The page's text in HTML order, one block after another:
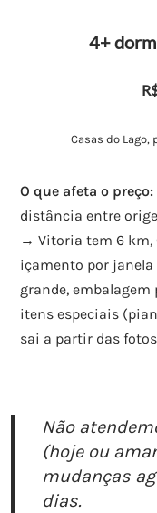
4+
Casas do
O que afeta o preço:
distância entre
→ Vitoria tem 6
içamento por janela
grande,
itens especiais
sai a partir das
Não
(hoje ou
mudanças
dias.